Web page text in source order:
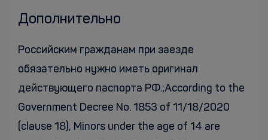
Дополнительно
Российским гражданам при заезде
обязательно нужно иметь оригинал
действующего паспорта РФ.;According to the
Government Decree No. 1853 of 11/18/2020
(clause 18), Minors under the age of 14 are